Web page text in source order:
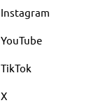
Instagram
YouTube
TikTok
X